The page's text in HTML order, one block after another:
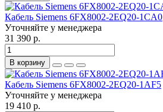
Кабель Siemens 6FX8002-2EQ20-1CA0
Уточняйте у менеджера
31 390 р.
В корзину
Кабель Siemens 6FX8002-2EQ20-1AF5
Уточняйте у менеджера
19 410 р.